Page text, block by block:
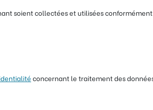
soient collectées et utilisées
concernant le traitement des